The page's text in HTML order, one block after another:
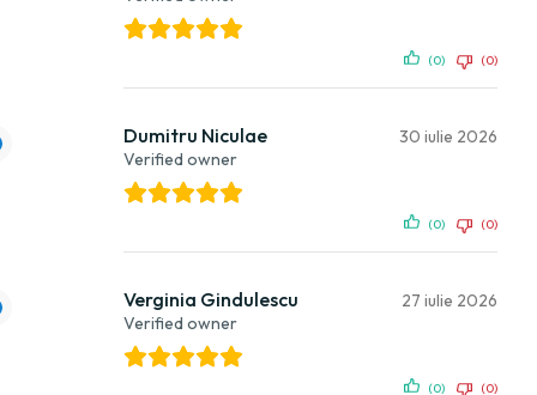
(0) (0)
Dumitru Niculae
Verified owner
30 iulie 2026
(0) (0)
Verginia Gindulescu
Verified owner
27 iulie 2026
(0) (0)